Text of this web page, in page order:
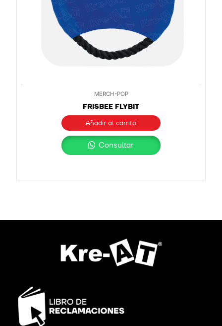
MERCH-POP
FRISBEE FLYBIT
Añadir al carrito
Consultar